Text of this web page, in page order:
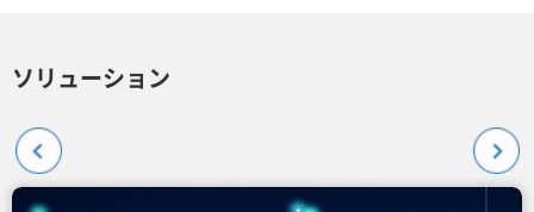
ソリューション